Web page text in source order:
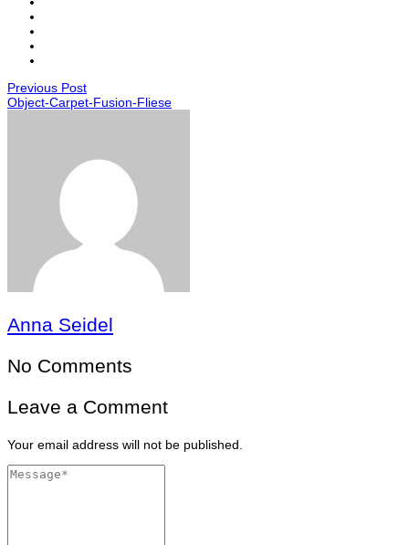
Previous Post
Object-Carpet-Fusion-Fliese
Anna Seidel
No Comments
Leave a Comment
Your email address will not be published.